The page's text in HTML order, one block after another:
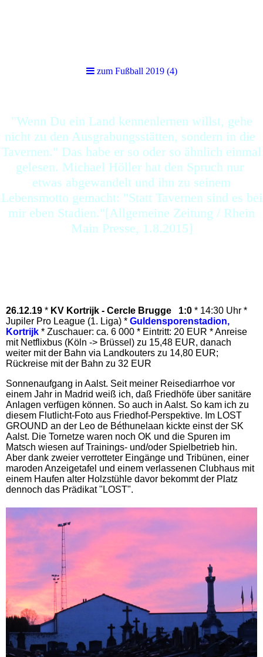
zum Fußball 2019 (4)
"Wenn Du ein Land kennenlernen willst, gehe
nicht zu den Ausgrabungsstätten, sondern in die
Tavernen." Das habe er so oder so ähnlich einmal
gelesen. Michael Höller hat den Spruch nur
etwas abgewandelt und ihn zu seinem
Lebensmotto gemacht: "Statt Tavernen sind es bei
mir eben Stadien."[Allgemeine Zeitung / Rhein
Main Presse, 1.8.2015]
26.12.19 * KV Kortrijk - Cercle Brugge 1:0 * 14:30 Uhr *
Jupiler Pro League (1. Liga) * Guldensporenstadion,
Kortrijk * Zuschauer: ca. 6 000 * Eintritt: 20 EUR * Anreise
mit Netflixbus (Köln -> Brüssel) zu 15,48 EUR, danach
weiter mit der Bahn via Landkouters zu 14,80 EUR;
Rückreise mit der Bahn zu 32 EUR
Sonnenaufgang in Aalst. Seit meiner Reisediarrhoe vor
einem Jahr in Madrid weiß ich, daß Friedhöfe über sanitäre
Anlagen verfügen können. So auch in Aalst. So kam ich zu
diesem Flutlicht-Foto aus Friedhof-Perspektive. Im LOST
GROUND an der Leo de Béthunelaan kickte einst der SK
Aalst. Die Tornetze waren noch OK und die Spuren im
Matsch wiesen auf Trainings- und/oder Spielbetrieb hin.
Aber dank zweier verrotteter Eingänge und Tribünen, einer
maroden Anzeigetafel und einem verlassenen Clubhaus mit
einem Haufen alter Holzstühle davor bekommt der Platz
dennoch das Prädikat "LOST".
zum Fußball 2019 (4)